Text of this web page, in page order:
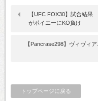
【UFC FOX30】試合結
がポイエーにKO負け
【Pancrase298】ヴィヴィ
トップページに戻る